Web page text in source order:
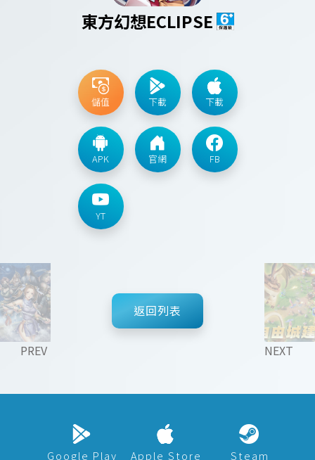
東方幻想ECLIPSE
儲值 下載 下載
APK 官網 FB
YT
PREV
返回列表
NEXT
Google Play Apple Store Steam